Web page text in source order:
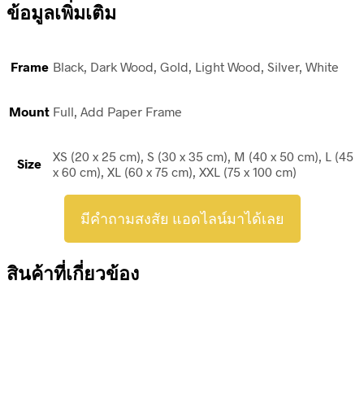
ข้อมูลเพิ่มเติม
Frame Black, Dark Wood, Gold, Light Wood, Silver, White
Mount Full, Add Paper Frame
Size
XS (20 x 25 cm), S (30 x 35 cm), M (40 x 50 cm), L (45
x 60 cm), XL (60 x 75 cm), XXL (75 x 100 cm)
มีคำถามสงสัย แอดไลน์มาได้เลย
สินค้าที่เกี่ยวข้อง